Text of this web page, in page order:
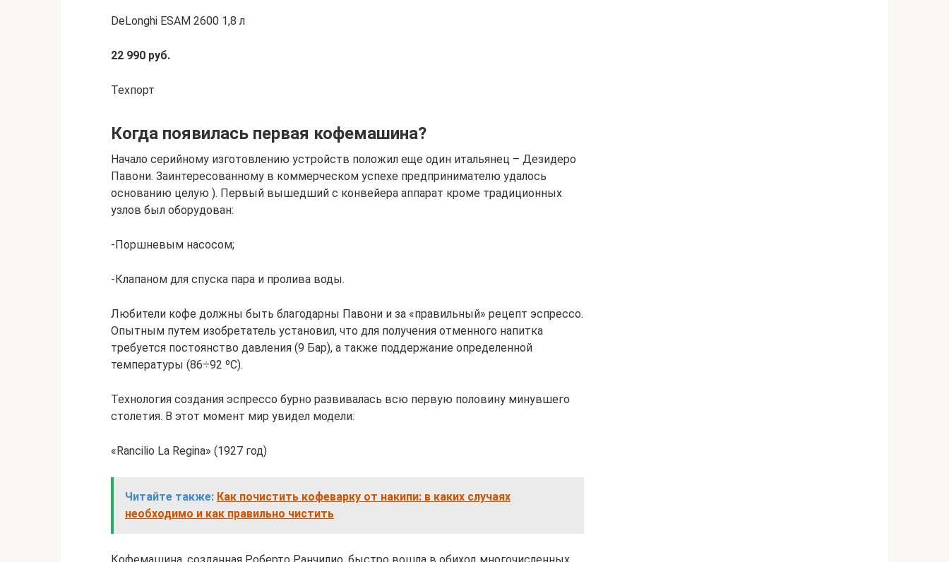
DeLonghi ESAM 2600 1,8 л
22 990 руб.
Техпорт
Когда появилась первая кофемашина?
Начало серийному изготовлению устройств положил еще один итальянец – Дезидеро
Павони. Заинтересованному в коммерческом успехе предпринимателю удалось
основанию целую ). Первый вышедший с конвейера аппарат кроме традиционных
узлов был оборудован:
-Поршневым насосом;
-Клапаном для спуска пара и пролива воды.
Любители кофе должны быть благодарны Павони и за «правильный» рецепт эспрессо.
Опытным путем изобретатель установил, что для получения отменного напитка
требуется постоянство давления (9 Бар), а также поддержание определенной
температуры (86÷92 ºC).
Технология создания эспрессо бурно развивалась всю первую половину минувшего
столетия. В этот момент мир увидел модели:
«Rancilio La Regina» (1927 год)
Читайте также: Как почистить кофеварку от накипи: в каких случаях
необходимо и как правильно чистить